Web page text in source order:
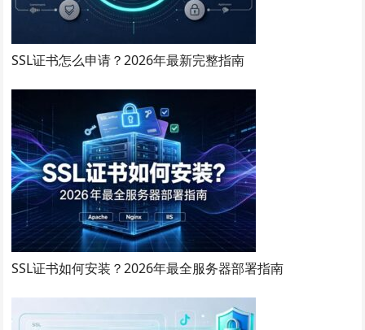
SSL证书怎么申请？2026年最新完整指南
SSL证书如何安装？2026年最全服务器部署指南